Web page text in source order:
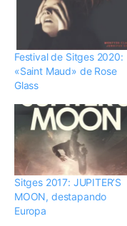
Festival de Sitges 2020:
«Saint Maud» de Rose
Glass
Sitges 2017: JUPITER’S
MOON, destapando
Europa